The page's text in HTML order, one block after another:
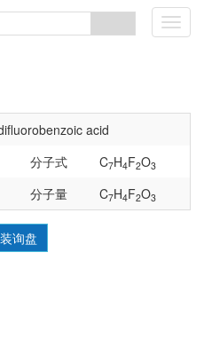
acid
分子式 C7H4F2O3
分子量 C7H4F2O3
询盘